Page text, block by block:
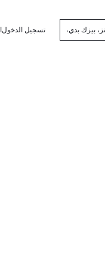
تسجيل الدخول